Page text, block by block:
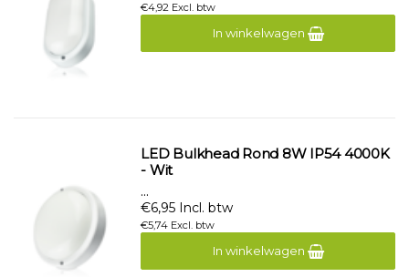
€4,92 Excl. btw
In winkelwagen
LED Bulkhead Rond 8W IP54 4000K
- Wit
...
€6,95 Incl. btw
€5,74 Excl. btw
In winkelwagen